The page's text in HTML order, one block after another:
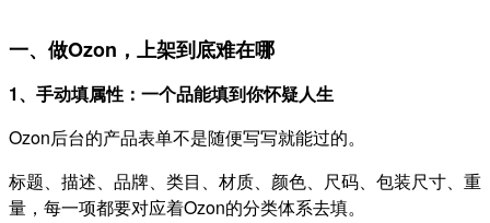
一、做Ozon，上架到底难在哪
1、手动填属性：一个品能填到你怀疑人生
Ozon后台的产品表单不是随便写写就能过的。
标题、描述、品牌、类目、材质、颜色、尺码、包装尺寸、重
量，每一项都要对应着Ozon的分类体系去填。